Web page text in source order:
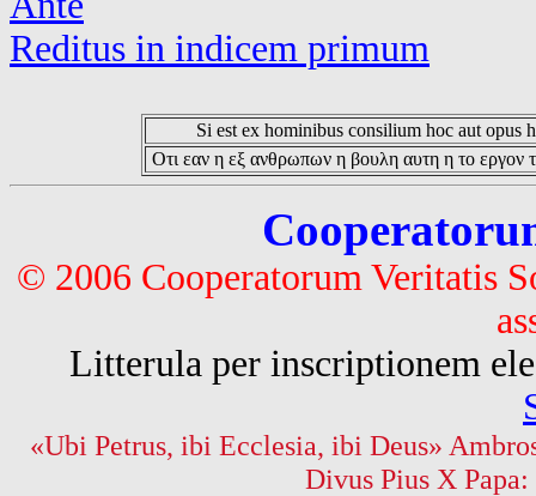
Reditus in indicem primum
Si est ex hominibus consilium hoc aut opus
Οτι εαν η εξ ανθρωπων η βουλη αυτη η το εργον
© 2006 Cooperatorum Veritatis
Litterula per inscriptionem
«Ubi Petrus, ibi Ecclesia, ibi Deus»
Divus Pius X Papa: